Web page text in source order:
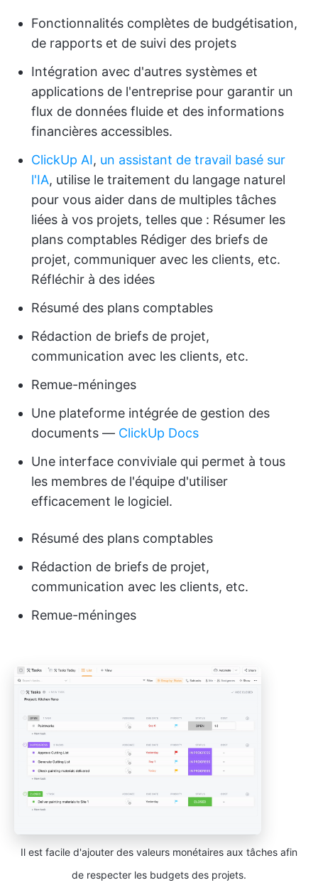
Fonctionnalités complètes de budgétisation,
de rapports et de suivi des projets
Intégration avec d'autres systèmes et
applications de l'entreprise pour garantir un
flux de données fluide et des informations
financières accessibles.
ClickUp AI, un assistant de travail basé sur
l'IA, utilise le traitement du langage naturel
pour vous aider dans de multiples tâches
liées à vos projets, telles que : Résumer les
plans comptables Rédiger des briefs de
projet, communiquer avec les clients, etc.
Réfléchir à des idées
Résumé des plans comptables
Rédaction de briefs de projet,
communication avec les clients, etc.
Remue-méninges
Une plateforme intégrée de gestion des
documents — ClickUp Docs
Une interface conviviale qui permet à tous
les membres de l'équipe d'utiliser
efficacement le logiciel.
Résumé des plans comptables
Rédaction de briefs de projet,
communication avec les clients, etc.
Remue-méninges
Il est facile d'ajouter des valeurs monétaires aux tâches afin
de respecter les budgets des projets.